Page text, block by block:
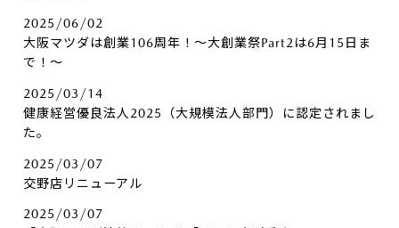
2025/06/02
大阪マツダは創業106周年！～大創業祭Part2は6月15日ま
で！～
2025/03/14
健康経営優良法人2025（大規模法人部門）に認定されまし
た。
2025/03/07
交野店リニューアル
2025/03/07